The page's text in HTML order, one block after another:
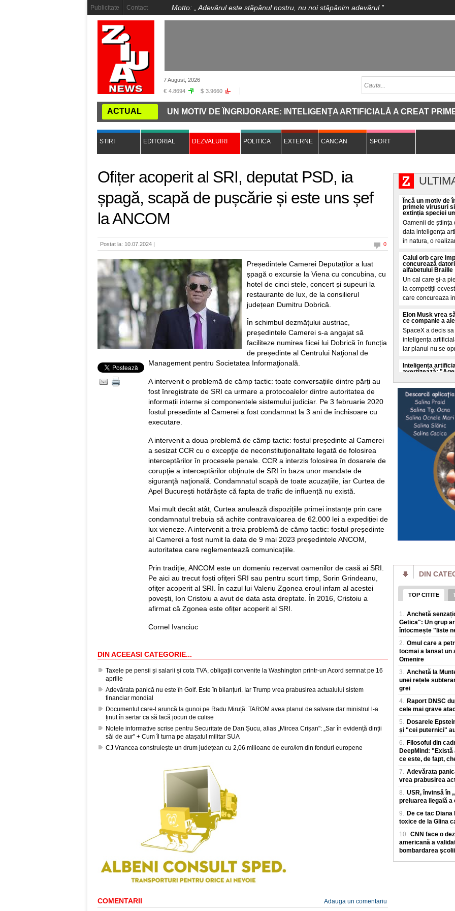
Publicitate Contact Motto: „ Adevărul este stăpânul nostru, nu noi stăpânim adevărul”
7 August, 2026
€ 4.8694 $ 3.9660
ACTUAL
ÎNCĂ UN MOTIV DE ÎNGRIJORARE: INTELIGENȚA ARTIFICIALĂ A CREAT
STIRI EDITORIAL DEZVALUIRI POLITICA EXTERNE CANCAN SPORT
Ofițer acoperit al SRI, deputat PSD, ia
șpagă, scapă de pușcărie și este uns șef
la ANCOM
Postat la: 10.07.2024 | 0
Președintele Camerei Deputaților a luat
șpagă o excursie la Viena cu concubina, cu
hotel de cinci stele, concert și supeuri la
restaurante de lux, de la consilierul
județean Dumitru Dobrică.
În schimbul dezmățului austriac,
președintele Camerei s-a angajat să
faciliteze numirea fiicei lui Dobrică în funcția
de președinte al Centrului Naţional de
Management pentru Societatea Informaţională.
A intervenit o problemă de câmp tactic: toate conversațiile dintre părți au
fost înregistrate de SRI ca urmare a protocoalelor dintre autoritatea de
informații interne și componentele sistemului judiciar. Pe 3 februarie 2020
fostul președinte al Camerei a fost condamnat la 3 ani de închisoare cu
executare.
A intervenit a doua problemă de câmp tactic: fostul președinte al Camerei
a sesizat CCR cu o excepţie de neconstituţionalitate legată de folosirea
interceptărilor în procesele penale. CCR a interzis folosirea în dosarele de
corupţie a interceptărilor obţinute de SRI în baza unor mandate de
siguranţă naţională. Condamnatul scapă de toate acuzațiile, iar Curtea de
Apel București hotărăște că fapta de trafic de influență nu există.
Mai mult decât atât, Curtea anulează dispozițiile primei instanțe prin care
condamnatul trebuia să achite contravaloarea de 62.000 lei a expediției de
lux vieneze. A intervenit a treia problemă de câmp tactic: fostul președinte
al Camerei a fost numit la data de 9 mai 2023 președintele ANCOM,
autoritatea care reglementează comunicațiile.
Prin tradiție, ANCOM este un domeniu rezervat oamenilor de casă ai SRI.
Pe aici au trecut foști ofițeri SRI sau pentru scurt timp, Sorin Grindeanu,
ofițer acoperit al SRI. În cazul lui Valeriu Zgonea eroul infam al acestei
povești, Ion Cristoiu a avut de data asta dreptate. În 2016, Cristoiu a
afirmat că Zgonea este ofițer acoperit al SRI.
Cornel Ivanciuc
DIN ACEEASI CATEGORIE...
Taxele pe pensii și salarii și cota TVA, obligații convenite la Washington printr-un Acord semnat pe 16
aprilie
Adevărata panică nu este în Golf. Este în bilanțuri. Iar Trump vrea prabusirea actualului sistem
financiar mondial
Documentul care-l aruncă la gunoi pe Radu Miruță: TAROM avea planul de salvare dar ministrul l-a
ținut în sertar ca să facă jocuri de culise
Notele informative scrise pentru Securitate de Dan Șucu, alias „Mircea Crișan": „Sar în evidență dinții
săi de aur" + Cum îl turna pe atașatul militar SUA
CJ Vrancea construiește un drum județean cu 2,06 milioane de euro/km din fonduri europene
COMENTARII Adauga un comentariu
Încă un motiv de
primele virusuri
extinția speciei
Oamenii de știința
data inteligența
in natura, o
Calul orb care
concurează
alfabetului Braille
Un cal care și-a
la competiții
care concureaza
Elon Musk vrea
ce companie a
SpaceX a decis
inteligența
iar planul nu se
Inteligența
avertizează:
Experții in
accelerata a
autoritaților de a o c
Selly a intrat în
doborât de
Un nou record
litoralul
online intr-un
Putin pierde
batjocorit în mod
Vladimir Putin
miliardar din
a dat puține
Cât de bogate
o avere mai
Cele mai mari
Un eveniment
plăgi" VIDEO
Un fenomen
terenuri agricole
Al doilea cel mai
agravează. Ce îi
din ușă în ușă"
Virusul Ebola,
Congo, s-ar putea
sanitare, in
DIN
TOP CITITE
1. Anchetă
Getica": Un grup
întocmește "liste
2. Omul care a
tocmai a lansat un
Omenire
3. Anchetă la
unei rețele
grei
4. Raport DNSC
cele mai grave
5. Dosarele
și "cei puternici"
6. Filosoful din
DeepMind:
ce este, de fapt,
7. Adevărata
vrea prabusirea
8. USR, învinsă în
preluarea ilegală a
9. De ce tac
toxice de la Glina
10. CNN face o
americană a
bombardarea